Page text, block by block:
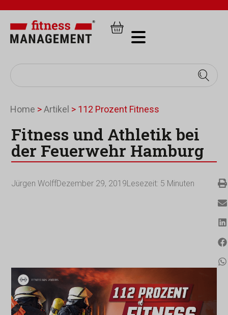
Home >Artikel > 112 Prozent Fitness
Fitness und Athletik bei
der Feuerwehr Hamburg
Jürgen WolffDezember 29, 2019Lesezeit: 5 Minuten